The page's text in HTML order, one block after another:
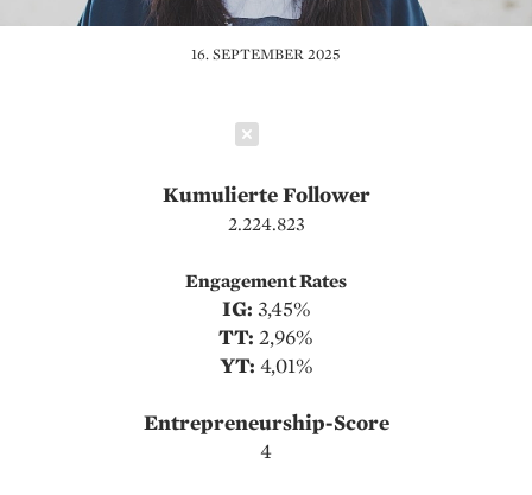
16. SEPTEMBER 2025
Kumulierte Follower
2.224.823
Engagement Rates
IG: 3,45%
TT: 2,96%
YT: 4,01%
Entrepreneurship-Score
4